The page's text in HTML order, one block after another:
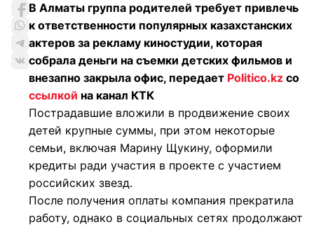
В Алматы группа родителей требует привлечь
к ответственности популярных казахстанских
актеров за рекламу киностудии, которая
собрала деньги на съемки детских фильмов и
внезапно закрыла офис, передает Politico.kz со
ссылкой на канал КТК
Пострадавшие вложили в продвижение своих
детей крупные суммы, при этом некоторые
семьи, включая Марину Щукину, оформили
кредиты ради участия в проекте с участием
российских звезд.
После получения оплаты компания прекратила
работу, однако в социальных сетях продолжают